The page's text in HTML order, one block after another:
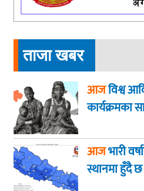
ताजा खबर
आजविश्व
कार्यक्रमका
आजभारी
स्थानमा हुँदै छ